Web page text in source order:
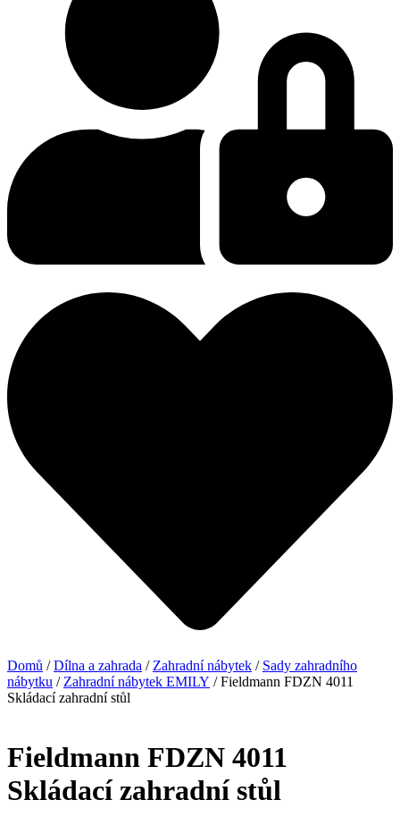
Domů /Dílna a zahrada / Zahradní nábytek / Sady zahradního
nábytku / Zahradní nábytek EMILY / Fieldmann FDZN 4011
Skládací zahradní stůl
Fieldmann FDZN 4011
Skládací zahradní stůl